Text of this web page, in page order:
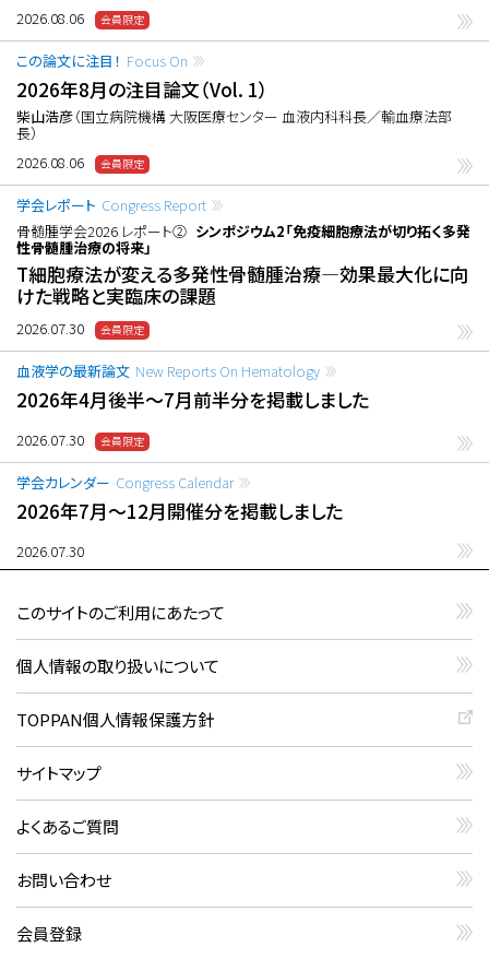
2026.08.06
この論文に注目！ Focus On
2026年8月の注目論文（Vol. 1）
柴山浩彦（国立病院機構 大阪医療センター 血液内科科長／輸血療法部
長）
2026.08.06
学会レポート Congress Report
骨髄腫学会2026 レポート② シンポジウム2「免疫細胞療法が切り拓く多発
性骨髄腫治療の将来」
T細胞療法が変える多発性骨髄腫治療―効果最大化に向
けた戦略と実臨床の課題
2026.07.30
血液学の最新論文 New Reports On Hematology
2026年4月後半〜7月前半分を掲載しました
2026.07.30
学会カレンダー Congress Calendar
2026年7月〜12月開催分を掲載しました
2026.07.30
このサイトのご利用にあたって
個人情報の取り扱いについて
TOPPAN個人情報保護方針
サイトマップ
よくあるご質問
お問い合わせ
会員登録